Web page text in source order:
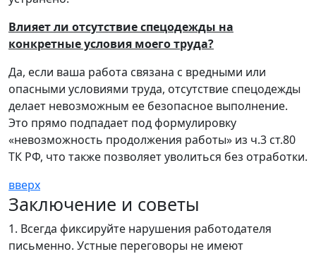
Влияет ли отсутствие спецодежды на
конкретные условия моего труда?
Да, если ваша работа связана с вредными или
опасными условиями труда, отсутствие спецодежды
делает невозможным ее безопасное выполнение.
Это прямо подпадает под формулировку
«невозможность продолжения работы» из ч.3 ст.80
ТК РФ, что также позволяет уволиться без отработки.
вверх
Заключение и советы
1. Всегда фиксируйте нарушения работодателя
письменно. Устные переговоры не имеют